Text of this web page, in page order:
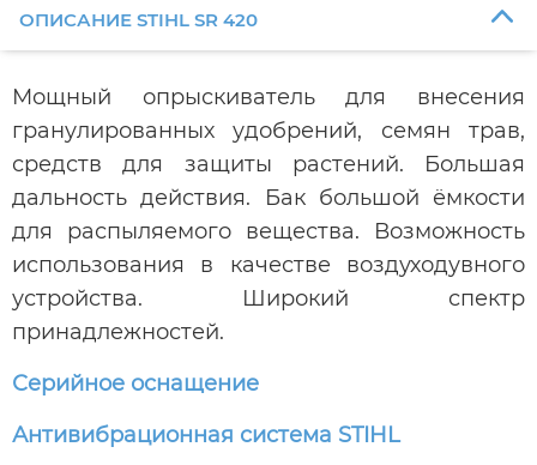
ОПИСАНИЕ STIHL SR 420
Мощный опрыскиватель для внесения
гранулированных удобрений, семян трав,
средств для защиты растений. Большая
дальность действия. Бак большой ёмкости
для распыляемого вещества. Возможность
использования в качестве воздуходувного
устройства. Широкий спектр
принадлежностей.
Серийное оснащение
Антивибрационная система STIHL